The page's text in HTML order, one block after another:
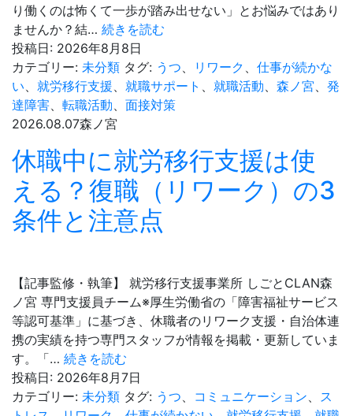
り働くのは怖くて一歩が踏み出せない」とお悩みではあり
ませんか？結… 続きを読む
病・
適
応
の
復
職・
ガ
イ
ド
｜
不
解
投稿日: 2026年8月8日
カテゴリー: 未分類 タグ: うつ、 リワーク 、 仕事が続かな
い、 就労移行支援、 就職サポート 、 就職活動、 森ノ宮、 発
達障害、 転職活動、 面接対策
2026.08.07森ノ宮
休職中に就労移行支援は使
える？復職（リワーク）の3
条件と注意点
【記事監修・執筆】 就労移行支援事業所 しごとCLAN森
ノ宮 専門支援員チーム※厚生労働省の「障害福祉サービス
等認可基準」に基づき、休職者のリワーク支援・自治体連
携の実績を持つ専門スタッフが情報を掲載・更新していま
す。「… 続きを読む
職
中
投稿日: 2026年8月7日
カテゴリー: 未分類 タグ: うつ、 コミュニケーション、 ス